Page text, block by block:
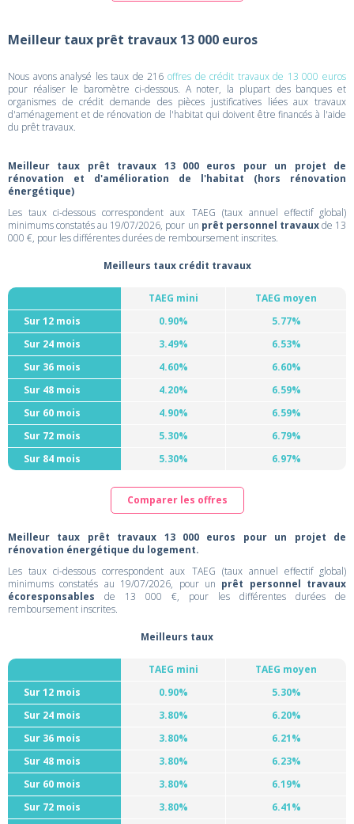
Meilleur taux prêt travaux 13 000 euros
Nous avons analysé les taux de 216 offres de crédit travaux de 13 000 euros
pour réaliser le baromètre ci-dessous. A noter, la plupart des banques et
organismes de crédit demande des pièces justificatives liées aux travaux
d'aménagement et de rénovation de l'habitat qui doivent être financés à l'aide
du prêt travaux.
Meilleur taux prêt travaux 13 000 euros pour un projet de
rénovation et d'amélioration de l'habitat (hors rénovation
énergétique)
Les taux ci-dessous correspondent aux TAEG (taux annuel effectif global)
minimums constatés au 19/07/2026, pour un prêt personnel travauxde 13
000 €, pour les différentes durées de remboursement inscrites.
Meilleurs taux crédit travaux
TAEG mini
TAEG moyen
Sur 12 mois
0.90%
5.77%
Sur 24 mois
3.49%
6.53%
Sur 36 mois
4.60%
6.60%
Sur 48 mois
4.20%
6.59%
Sur 60 mois
4.90%
6.59%
Sur 72 mois
5.30%
6.79%
Sur 84 mois
5.30% 6.97%
Comparer les offres
Meilleur taux prêt travaux 13 000 euros pour un projet de
rénovation énergétique du logement.
Les taux ci-dessous correspondent aux TAEG (taux annuel effectif global)
minimums constatés au 19/07/2026, pour un prêt personnel travaux
écoresponsables de 13 000 €, pour les différentes durées de
remboursement inscrites.
Meilleurs taux
TAEG mini
TAEG moyen
Sur 12 mois
0.90%
5.30%
Sur 24 mois
3.80%
6.20%
Sur 36 mois
3.80%
6.21%
Sur 48 mois
3.80%
6.23%
Sur 60 mois
3.80%
6.19%
Sur 72 mois
3.80%
6.41%